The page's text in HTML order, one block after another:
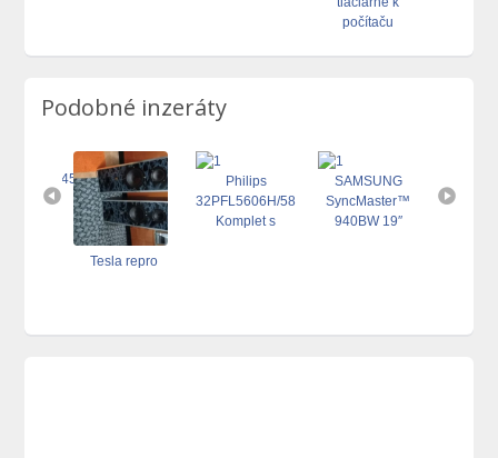
počítaču
Podobné inzeráty
monitor
Tesla repro
Philips
32PFL5606H/58
Komplet s
SAMSUNG
SyncMaster™
940BW 19″